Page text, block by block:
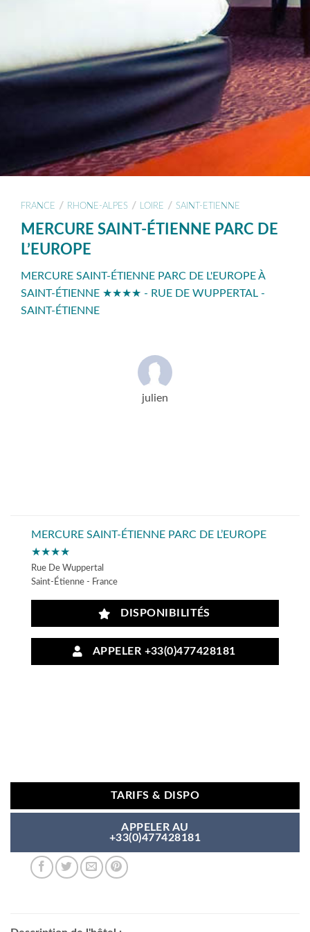
FRANCE / RHONE-ALPES / LOIRE / SAINT-ETIENNE
MERCURE SAINT-ÉTIENNE PARC DE
L’EUROPE
MERCURE SAINT-ÉTIENNE PARC DE L'EUROPE À
SAINT-ÉTIENNE ★★★★ - RUE DE WUPPERTAL -
SAINT-ÉTIENNE
julien
MERCURE SAINT-ÉTIENNE PARC DE L’EUROPE
★★★★
Rue De Wuppertal
Saint-Étienne - France
DISPONIBILITÉS
APPELER +33(0)477428181
TARIFS & DISPO
APPELER AU
+33(0)477428181